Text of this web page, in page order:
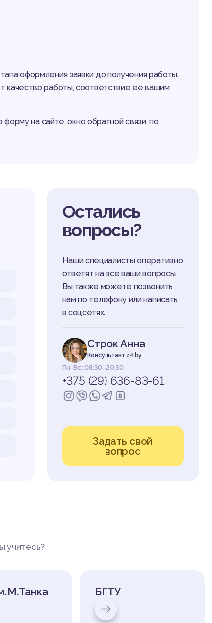
оформления заявки до получения работы.
качество работы, соответствие ее вашим
на сайте, окно обратной связи, по
Остались
вопросы?
Наши специалисты оперативно
ответят на все ваши вопросы.
Вы также можете позвонить
нам по телефону или написать
в соцсетях.
Строк Анна
Консультант z4.by
Пн-Вс: 08:30–20:30
+375 (29) 636-83-61
Задать свой
вопрос
учитесь?
БГТУ